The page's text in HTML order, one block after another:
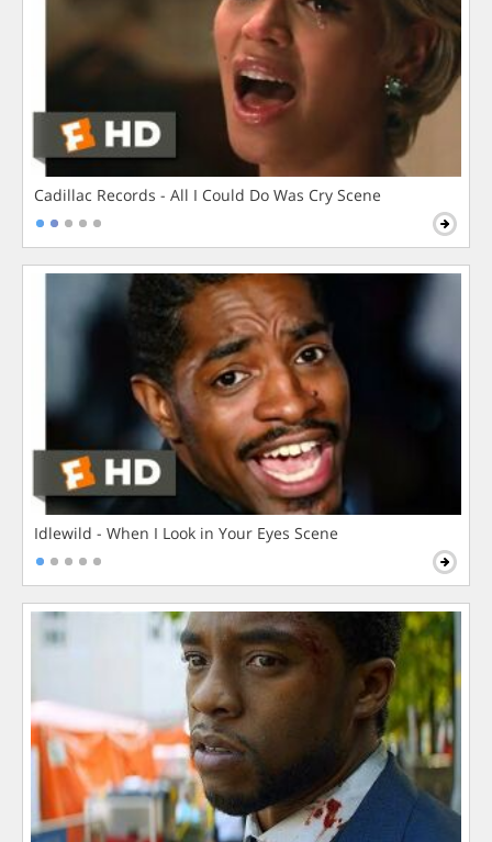
Cadillac Records - All I Could Do Was Cry Scene
Idlewild - When I Look in Your Eyes Scene